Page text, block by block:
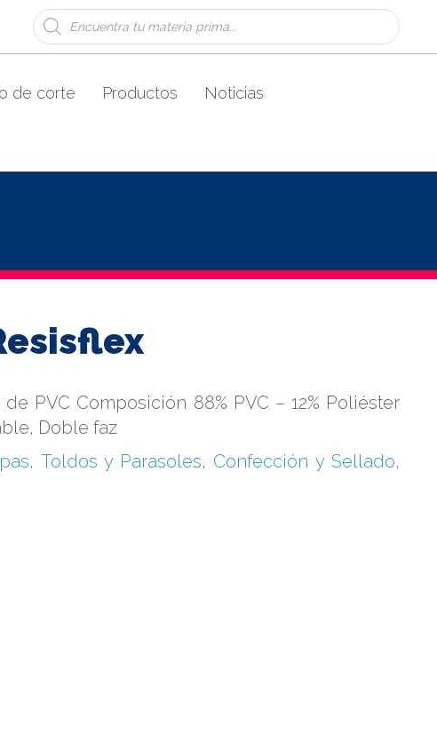
Búsqueda
de
productos
de corte Productos Noticias
PVC Composición 88% PVC – 12% Poliéster
Doble faz
Toldos y Parasoles, Confección y Sellado,